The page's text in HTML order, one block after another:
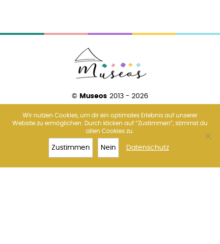
RIESENRAD
© Museos 2013 - 2026
Amsterdam Barcelona
Florenz
Madrid
Paris Rom Venedig
Wir nutzen Cookies, um dir ein optimales Erlebnis auf unserer
Website zu ermöglichen. Durch klicken auf “Zustimmen”, stimmst du
allen Cookies zu.
Zustimmen Nein Datenschutz